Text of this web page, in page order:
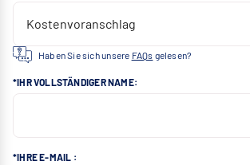
Haben Sie sich unsere FAQs gelesen?
*IHR VOLLSTÄNDIGER NAME:
*IHRE E-MAIL :